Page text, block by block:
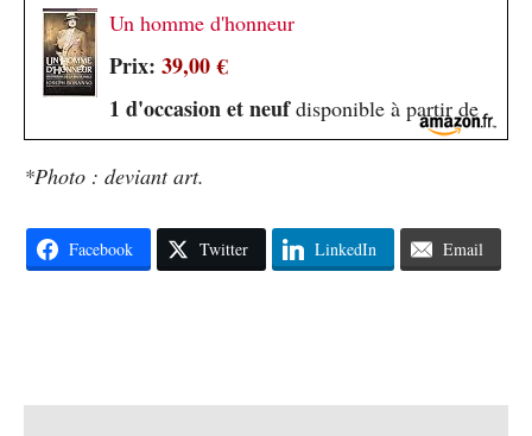
Un homme d'honneur
Prix: 39,00 €
1 d'occasion et neufdisponible à partir de
*Photo : deviant art.
Facebook Twitter LinkedIn Email